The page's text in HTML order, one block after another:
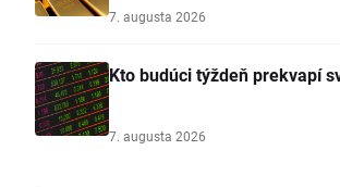
7. augusta 2026
Kto budúci týždeň prekvapí
7. augusta 2026